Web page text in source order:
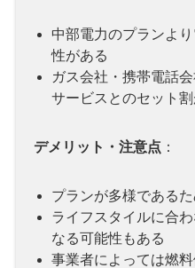
中部電力のプランよ
性がある
ガス会社・携帯電話
サービスとのセット
デメリット・注意点 ：
プランが多様である
ライフスタイルに合
なる可能性もある
事業者によっては燃